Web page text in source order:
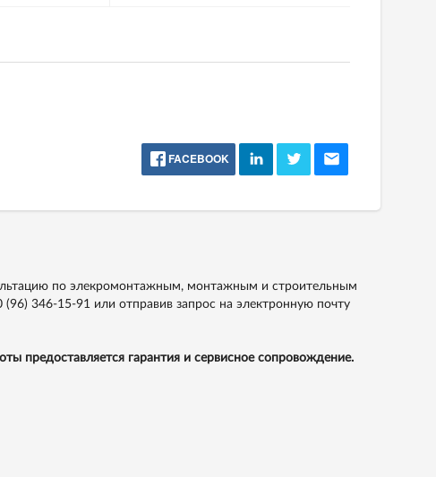
FACEBOOK
по элекромонтажным, монтажным и строительным
(96) 346-15-91или отправив запрос на электронную почту
предоставляется гарантия и сервисное сопровождение.